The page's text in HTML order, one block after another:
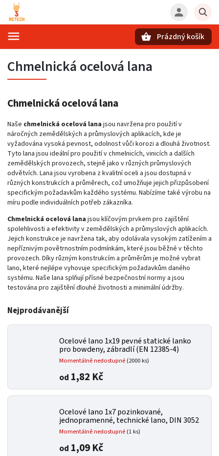
Prázdný košík
Chmelnická ocelová lana
Chmelnická ocelová lana
Naše chmelnická ocelová lana jsou navržena pro použití v
náročných zemědělských a průmyslových aplikacích, kde je
vyžadována vysoká pevnost, odolnost vůči korozi a dlouhá životnost.
Tyto lana jsou ideální pro použití v chmelnicích, vinicích a dalších
zemědělských provozech, stejně jako v různých průmyslových
odvětvích. Lana jsou vyrobena z kvalitní oceli a jsou dostupná v
různých konstrukcích a průměrech, což umožňuje jejich přizpůsobení
specifickým požadavkům každého systému. Nabízíme také výrobu na
míru podle individuálních potřeb zákazníka.
Chmelnická ocelová lana jsou klíčovým prvkem pro zajištění
spolehlivosti a efektivity v zemědělských a průmyslových aplikacích.
Jejich konstrukce je navržena tak, aby odolávala vysokým zatížením a
nepříznivým povětrnostním podmínkám, které jsou běžné v těchto
provozech. Díky různým konstrukcím a průměrům je možné vybrat
lano, které nejlépe vyhovuje specifickým požadavkům daného
systému. Naše lana splňují přísné bezpečnostní normy a jsou
testována pro zajištění dlouhé životnosti a minimální údržby.
Nejprodávanější
Ocelové lano 1x19 pevné statické lanko
pro bowdeny, zábradlí (EN 12385-4)
Momentálně nedostupné (2000 ks)
od 1,82 Kč
Ocelové lano 1x7pozinkované,
jednopramenné, technické lano, DIN 3052
Momentálně nedostupné (1 ks)
od 1,09 Kč